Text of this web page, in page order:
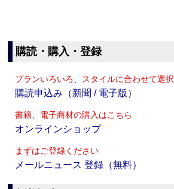
購読・購入・登録
プランいろいろ、スタイルに合わせて選択
購読申込み（新聞 / 電子版）
書籍、電子商材の購入はこちら
オンラインショップ
まずはご登録ください
メールニュース 登録（無料）